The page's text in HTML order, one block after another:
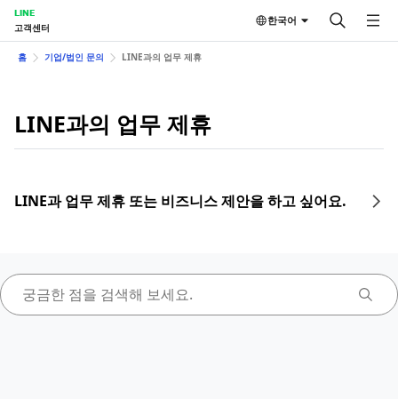
LINE
고객센터
한국어
홈 기업/법인 문의 LINE과의 업무 제휴
LINE과의 업무 제휴
LINE과 업무 제휴 또는 비즈니스 제안을 하고 싶어요.